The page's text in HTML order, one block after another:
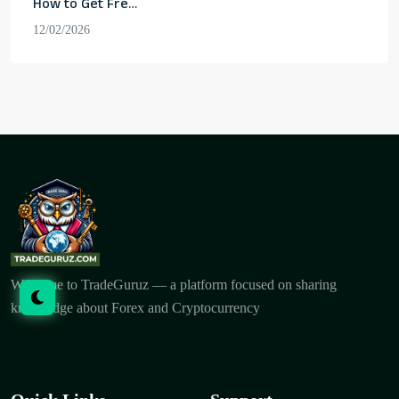
How to Get Free
Bitcoin Safely:
12/02/2026
Welcome to TradeGuruz — a platform focused on sharing
knowledge about Forex and Cryptocurrency